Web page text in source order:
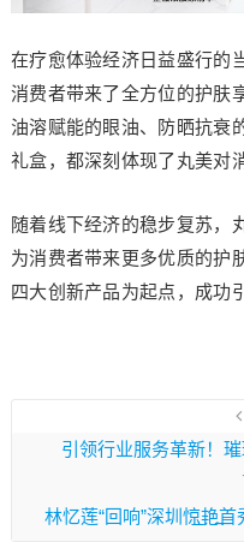
在疗愈体验经济日益盛行的
消费者带来了全方位的护肤
油溶赋能的眼油、防晒抗衰
礼盒，都深刻体现了丸美对
随着线下经济的稳步复苏，
为消费者带来更多优质的护
四大创新产品为起点，成功
引领行业服务革新！
林忆莲“回响”深圳惊艳
老 下